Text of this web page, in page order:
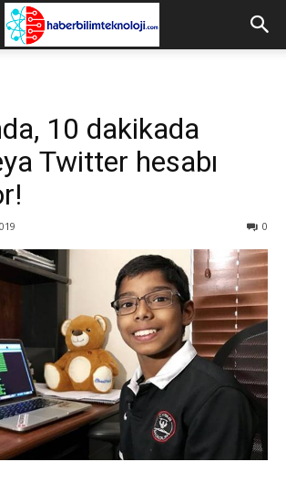
10 dakikada
Twitter hesabı
0